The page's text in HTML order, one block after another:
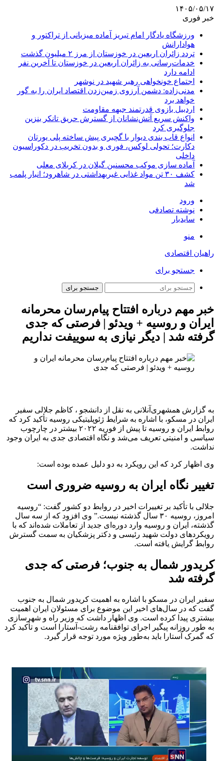
۱۴۰۵/۰۵/۱۷
خبر فوری
ورزشگاه یادگار امام تبریز آماده میزبانی از تراکتور و
هوادارانش
تردد زائران اربعین در خوزستان از مرز ۲ میلیون گذشت
خدمات‌رسانی به زائران اربعین در خوزستان تا آخرین نفر
ادامه دارد
اجتماع خونخواهی رهبر شهید در نوشهر
مدنی‌زاده: دشمن آرزوی زمین‌زدن اقتصاد ایران را به گور
خواهد برد
اردبیل بازوی قدرتمند جبهه مقاومت
واکنش سریع آتش‌نشانان از گسترش حریق تانکر بنزین
جلوگیری کرد
انواع قاب بندی دیوار با گچبری پیش ساخته پلی یورتان
دکارت؛ تحولی لوکس، فوری و بدون تخریب در دکوراسیون
داخلی
آماده سازی موکب محسنین گیلان در کربلای معلی
کشف ۳۰ تن مواد غذایی غیربهداشتی در شاهرود؛ انبار پلمب
شد
ورود
نوشته تصادفی
سایدبار
منو
راهیان اقتصادی
جستجو برای
جستجو برای
خبر مهم درباره افتتاح پیام‌رسان محرمانه
ایران و روسیه + ویدئو | فرصتی که جدی
گرفته شد | دیگر نیازی به سوییفت نداریم
به گزارش همشهری‌آنلانی به نقل از دانشجو ، کاظم جلالی سفیر
ایران در مسکو، با اشاره به شرایط ژئوپلیتیکی روسیه تأکید کرد که
روابط ایران و روسیه تا پیش از فوریه ۲۰۲۲ بیشتر در چارچوب
سیاسی و امنیتی تعریف می‌شد و نگاه اقتصادی جدی به ایران وجود
نداشت.
وی اظهار کرد که این رویکرد به دو دلیل عمده بوده است:
تغییر نگاه ایران به روسیه ضروری است
جلالی با تأکید بر تغییرات اخیر در روابط دو کشور گفت: “روسیه
امروز، روسیه ۳۰ سال گذشته نیست.” وی افزود که از سه سال
گذشته، ایران و روسیه وارد دوره‌ای جدید از تعاملات شده‌اند که با
رویکردهای دولت شهید رئیسی و دکتر پزشکیان به سمت گسترش
روابط گرایش یافته است.
کریدور شمال به جنوب؛ فرصتی که جدی
گرفته شد
سفیر ایران در مسکو با اشاره به اهمیت کریدور شمال به جنوب
گفت که در سال‌های اخیر این موضوع برای مسئولان ایران اهمیت
بیشتری پیدا کرده است. وی اظهار داشت که وزیر راه و شهرسازی
به طور روزانه پیگیر اجرای توافقنامه رشت-آستارا است و تأکید کرد
که گمرک آستارا باید به‌طور ویژه مورد توجه قرار گیرد.